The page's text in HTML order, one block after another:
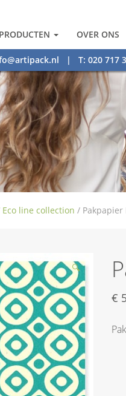
PRODUCTEN OVER ONS
| T: 020 717
Eco line collection / Pakpapier
🔍
€